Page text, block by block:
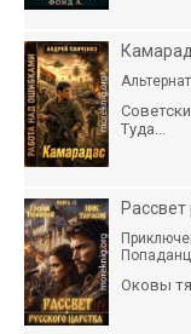
Туда...
Рассвет
Оковы